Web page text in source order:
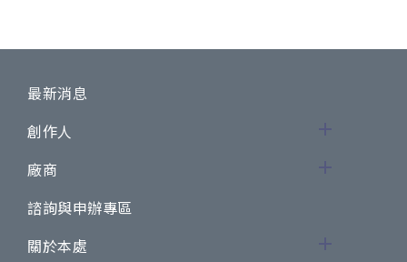
最新消息
創作人
廠商
諮詢與申辦專區
關於本處